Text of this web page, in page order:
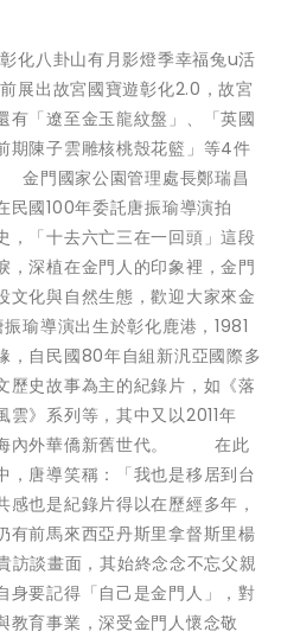
化八卦山有月影燈季幸福兔u活
展出故宮國寶遊彰化2.0，故宮
有「遼至金玉龍紋盤」、「英國
期陳子雲雕核桃殼花籃」等4件
門國家公園管理處長鄭瑞昌
民國100年委託唐振瑜導演拍
，「十去六亡三在一回頭」這段
，深植在金門人的印象裡，金門
文化與自然生態，歡迎大家來金
導演出生於彰化鹿港，1981
，自民國80年自組新汎亞國際多
歷史故事為主的紀錄片，如《落
》系列等，其中又以2011年
海內外華僑新舊世代。 在此
，唐導笑稱：「我也是移居到台
也是紀錄片得以在歷經多年，
有前馬來西亞丹斯里拿督斯里楊
談畫面，其始終念念不忘父親
身要記得「自己是金門人」，對
教育事業，深受金門人懷念敬